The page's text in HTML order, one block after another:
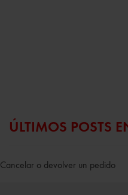
ÚLTIMOS POSTS
Cancelar o devolver un pedido